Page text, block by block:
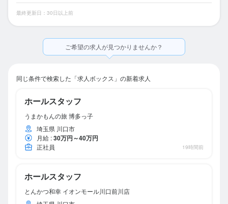
最終更新日：30日以上前
ご希望の求人が見つかりませんか？
同じ条件で検索した「求人ボックス」の新着求人
ホールスタッフ
うまかもんの旅 博多っ子
埼玉県 川口市
月給 :30万円～40万円
正社員 19時間前
ホールスタッフ
とんかつ和幸 イオンモール川口前川店